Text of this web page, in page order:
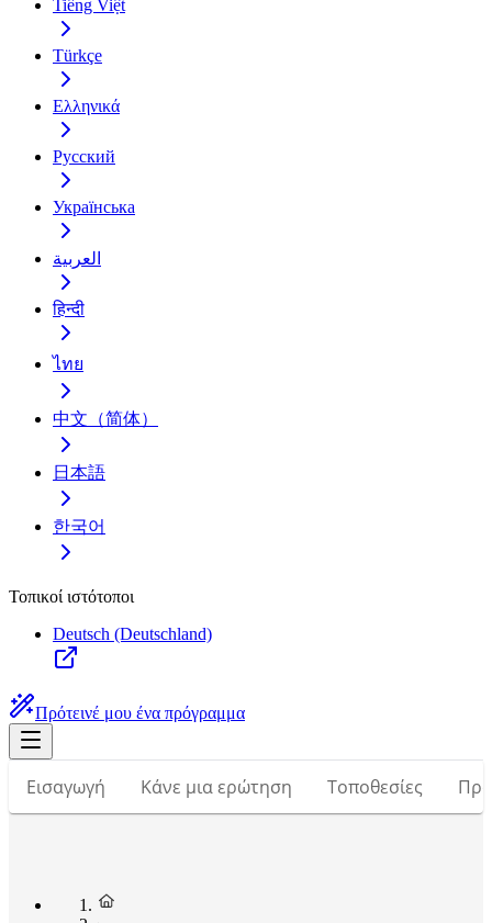
Tiếng Việt
Türkçe
Ελληνικά
Русский
Українська
العربية
हिन्दी
ไทย
中文（简体）
日本語
한국어
Τοπικοί ιστότοποι
Deutsch (Deutschland)
Πρότεινέ μου ένα πρόγραμμα
Εισαγωγή Κάνε μια ερώτηση Τοποθεσίες